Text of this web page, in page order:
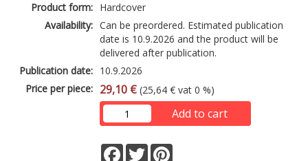
Product form: Hardcover
Availability: Can be preordered. Estimated publication
date is 10.9.2026 and the product will be
delivered after publication.
Publication date: 10.9.2026
Price per piece: 29,10 € (25,64 € vat 0 %)
Add to cart
Facebook
Twitter